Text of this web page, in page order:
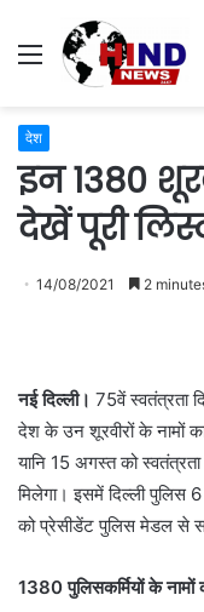
Menu
देश
इन 1380
देखें पूरी
14/08/2021 2
नई दिल्ली। 75वें
देश के उन शूरवीरों के नामों
यानि 15 अगस्त को
मिलेगा। इसमें दिल्ली पुलिस 6
को प्रेसीडेंट पुलिस मेडल से
1380 पुलिसकर्मियों के नामों